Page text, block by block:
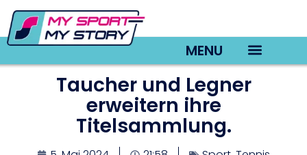
MENU
Taucher und Legner
erweitern ihre
Titelsammlung.